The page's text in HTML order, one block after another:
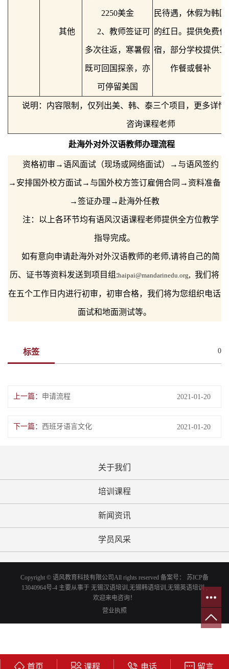
其他
2250美金
2、教师签证可
多次往返，寒暑假
既可回国探亲，亦
可停留美国
民待遇，休假为韩国
的红日。提供免费住
宿，部分学校提供工
作餐或餐补
说明：内容限制，仅列出美、韩、泰三个项目，更多详
咨询课程老师
赴海外对外汉语教师办理流程
资格初审→语风面试（现场或网络面试）→与语风签约
→安排国外校方面试→与国外校方签订雇佣合同→资料准备
→签证办理→赴海外任教
注：以上各环节均有语风汉语课程老师提供全方位教学
指导完成。
如有意向申请赴海外对外汉语教师的老师,请将自己的简
历、证书等资料发送到项目组:haipai@mandarinedu.org, 我们将
在五个工作日内进行初审，初审合格，我们将为您组织电话
面试和地面测试等。
标签 0
上一篇： 申请流程 2021-01-20
下一篇： 西班牙语言文化 2021-01-20
关于我们
培训课程
新闻资讯
学员风采
Copyright © 语风教育科技有限公司All rights reserved 备案号： 苏ICP备
13040964号-4 主要从事于 无锡汉语培训 ,无锡韩语培训 ,无锡英语培训,
欢迎来电咨询！
营业执照
首页 课程 电话 留言
苏公网安备 32021402001392号